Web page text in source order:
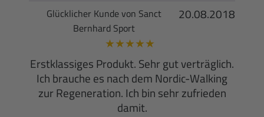
20.08.2018
Glücklicher Kunde von Sanct
Bernhard Sport
★★★★★
Erstklassiges Produkt. Sehr gut verträglich.
Ich brauche es nach dem Nordic-Walking
zur Regeneration. Ich bin sehr zufrieden
damit.